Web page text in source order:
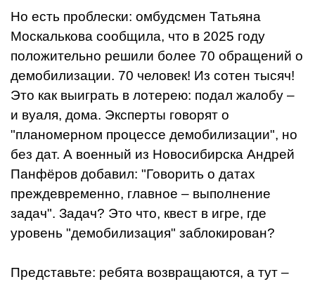
Но есть проблески: омбудсмен Татьяна
Москалькова сообщила, что в 2025 году
положительно решили более 70 обращений о
демобилизации. 70 человек! Из сотен тысяч!
Это как выиграть в лотерею: подал жалобу –
и вуаля, дома. Эксперты говорят о
"планомерном процессе демобилизации", но
без дат. А военный из Новосибирска Андрей
Панфёров добавил: "Говорить о датах
преждевременно, главное – выполнение
задач". Задач? Это что, квест в игре, где
уровень "демобилизация" заблокирован?
Представьте: ребята возвращаются, а тут –